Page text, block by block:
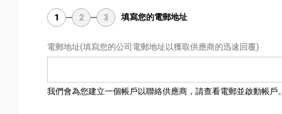
1 2 3 填寫您的電郵地址
電郵地址(填寫您的公司電郵地址以獲取供應商的迅速回覆)
我們會為您建立一個帳戶以聯絡供應商，請查看電郵並啟動帳戶。